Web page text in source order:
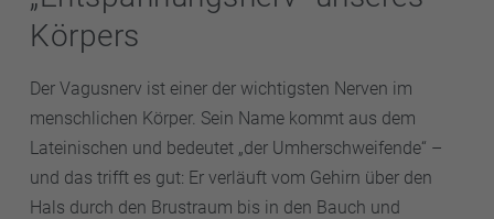
Körpers
Der Vagusnerv ist einer der wichtigsten Nerven im
menschlichen Körper. Sein Name kommt aus dem
Lateinischen und bedeutet „der Umherschweifende“ –
und das trifft es gut: Er verläuft vom Gehirn über den
Hals durch den Brustraum bis in den Bauch und